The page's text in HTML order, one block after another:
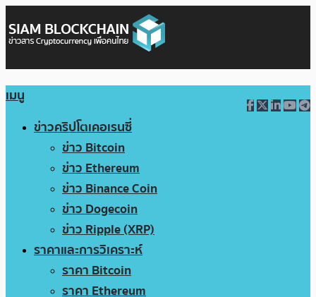
เมนู
ข่าวคริปโตเคอเรนซี่
ข่าว Bitcoin
ข่าว Ethereum
ข่าว Binance Coin
ข่าว Dogecoin
ข่าว Ripple (XRP)
ราคาและการวิเคราะห์
ราคา Bitcoin
ราคา Ethereum